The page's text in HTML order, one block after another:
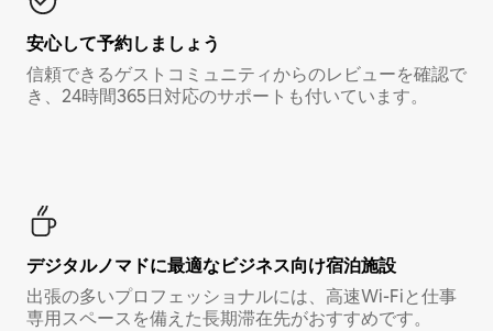
安心して予約しましょう
信頼できるゲストコミュニティからのレビューを確認で
き、24時間365日対応のサポートも付いています。
デジタルノマド⁠に最⁠適⁠なビ⁠ジ⁠ネ⁠ス⁠向⁠け宿⁠泊⁠施⁠設
出張の多いプロフェッショナルには、高速Wi-Fiと仕事
専用スペースを備えた長期滞在先がおすすめです。